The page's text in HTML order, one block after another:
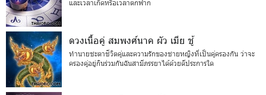
และเวลาเกิดหรือเวลาตกฟาก
ดวงเนื้อคู่ สมพงศ์นาค ผัว เมีย ชู้
ทำนายชะตาชีวิตคู่และความรักของชายหญิงที่เป็นคู่ครองกัน ว่าจะ
ครองคู่อยู่กินร่วมกันฉันสามีภรรยาได้ด้วยดีประการใด